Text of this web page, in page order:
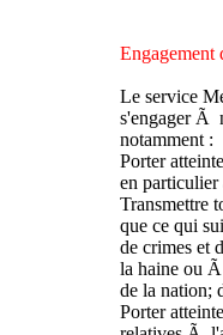
Engagement
Le service
s'engager Ã
notamment :
Porter
en particulier
Transmettre
que ce qui
de crimes
la haine ou
de la nation;
Porter